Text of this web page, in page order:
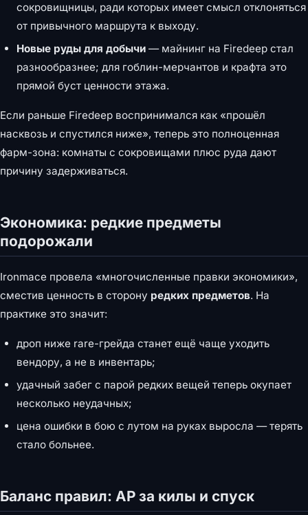
сокровищницы, ради которых имеет смысл отклоняться
от привычного маршрута к выходу.
Новые руды для добычи — майнинг на Firedeep стал
разнообразнее; для гоблин-мерчантов и крафта это
прямой буст ценности этажа.
Если раньше Firedeep воспринимался как «прошёл
насквозь и спустился ниже», теперь это полноценная
фарм-зона: комнаты с сокровищами плюс руда дают
причину задерживаться.
Экономика: редкие предметы
подорожали
Ironmace провела «многочисленные правки экономики»,
сместив ценность в сторону редких предметов. На
практике это значит:
дроп ниже rare-грейда станет ещё чаще уходить
вендору, а не в инвентарь;
удачный забег с парой редких вещей теперь окупает
несколько неудачных;
цена ошибки в бою с лутом на руках выросла — терять
стало больнее.
Баланс правил: AP за килы и спуск